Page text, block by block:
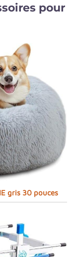
pour
gris 30 pouces